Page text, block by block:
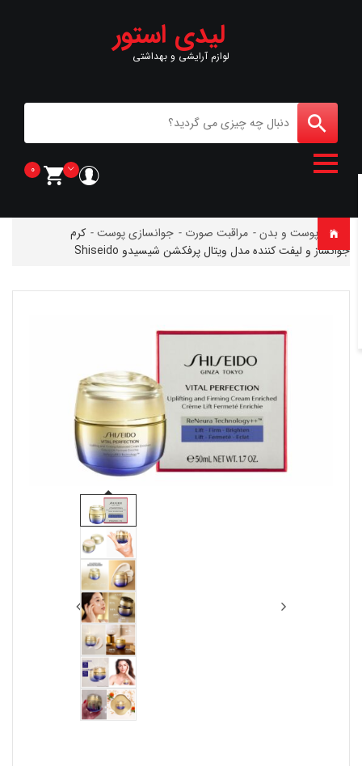
لیدی استور
لوازم آرایشی و بهداشتی
0
خانه پوست و بدن - مراقبت صورت - جوانسازی پوست - کرم
جوانساز و لیفت کننده مدل ویتال پرفکشن شیسیدو Shiseido